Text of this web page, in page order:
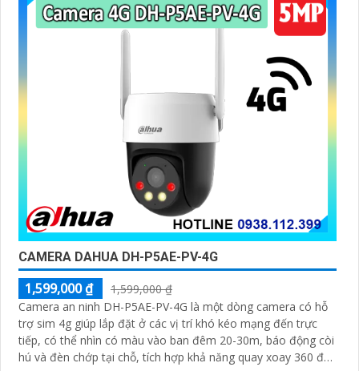
CAMERA DAHUA DH-P5AE-PV-4G
1,599,000 ₫
1,599,000 ₫
Camera an ninh DH-P5AE-PV-4G là một dòng camera có hỗ
trợ sim 4g giúp lắp đặt ở các vị trí khó kéo mạng đến trực
tiếp, có thể nhìn có màu vào ban đêm 20-30m, báo động còi
hú và đèn chớp tại chỗ, tích hợp khả năng quay xoay 360 độ